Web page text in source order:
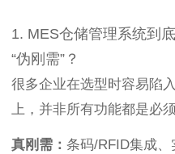
1. MES仓储管理系统到
“伪刚需”？
很多企业在选型时容易陷
上，并非所有功能都是必须
真刚需： 条码/RFID集成、